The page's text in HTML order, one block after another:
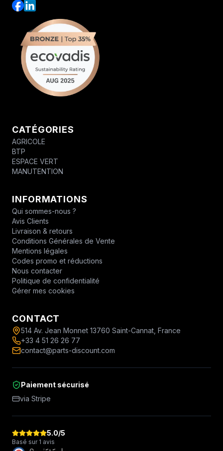
CATÉGORIES
AGRICOLE
BTP
ESPACE VERT
MANUTENTION
INFORMATIONS
Qui sommes-nous ?
Avis Clients
Livraison & retours
Conditions Générales de Vente
Mentions légales
Codes promo et réductions
Nous contacter
Politique de confidentialité
Gérer mes cookies
CONTACT
514 Av. Jean Monnet 13760 Saint-Cannat, France
+33 4 51 26 26 77
contact@parts-discount.com
Paiement sécurisé
via Stripe
5.0/5
Basé sur 1 avis